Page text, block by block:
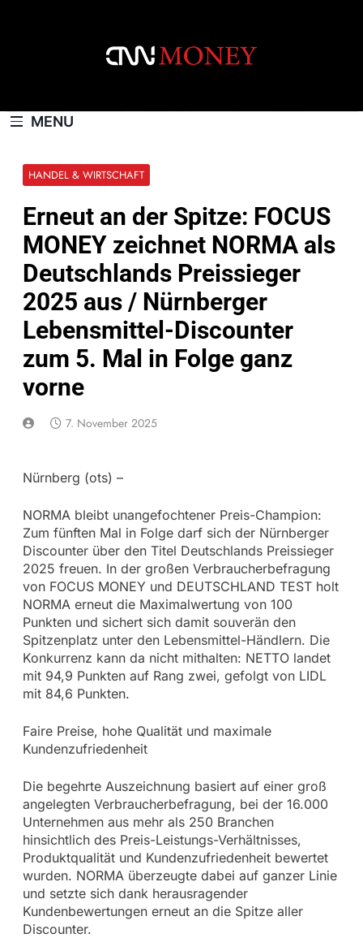
MENU
HANDEL & WIRTSCHAFT
Erneut an der Spitze: FOCUS
MONEY zeichnet NORMA als
Deutschlands Preissieger
2025 aus / Nürnberger
Lebensmittel-Discounter
zum 5. Mal in Folge ganz
vorne
7. November 2025
Nürnberg (ots) –
NORMA bleibt unangefochtener Preis-Champion:
Zum fünften Mal in Folge darf sich der Nürnberger
Discounter über den Titel Deutschlands Preissieger
2025 freuen. In der großen Verbraucherbefragung
von FOCUS MONEY und DEUTSCHLAND TEST holt
NORMA erneut die Maximalwertung von 100
Punkten und sichert sich damit souverän den
Spitzenplatz unter den Lebensmittel-Händlern. Die
Konkurrenz kann da nicht mithalten: NETTO landet
mit 94,9 Punkten auf Rang zwei, gefolgt von LIDL
mit 84,6 Punkten.
Faire Preise, hohe Qualität und maximale
Kundenzufriedenheit
Die begehrte Auszeichnung basiert auf einer groß
angelegten Verbraucherbefragung, bei der 16.000
Unternehmen aus mehr als 250 Branchen
hinsichtlich des Preis-Leistungs-Verhältnisses,
Produktqualität und Kundenzufriedenheit bewertet
wurden. NORMA überzeugte dabei auf ganzer Linie
und setzte sich dank herausragender
Kundenbewertungen erneut an die Spitze aller
Discounter.